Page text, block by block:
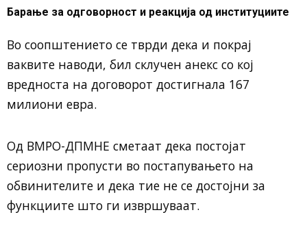
Барање за одговорност и реакција од институциите
Во соопштението се тврди дека и покрај
ваквите наводи, бил склучен анекс со кој
вредноста на договорот достигнала 167
милиони евра.
Од ВМРО-ДПМНЕ сметаат дека постојат
сериозни пропусти во постапувањето на
обвинителите и дека тие не се достојни за
функциите што ги извршуваат.